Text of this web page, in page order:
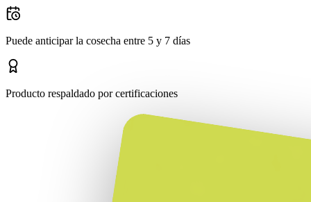
Puede anticipar la cosecha entre 5 y 7 días
Producto respaldado por certificaciones